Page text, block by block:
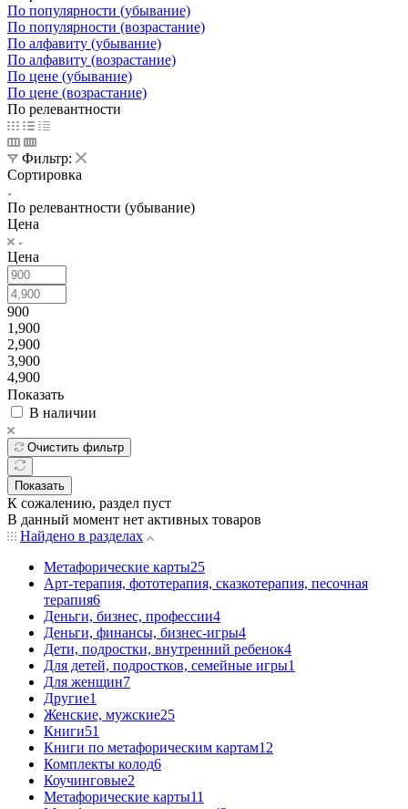
По популярности (убывание)
По популярности (возрастание)
По алфавиту (убывание)
По алфавиту (возрастание)
По цене (убывание)
По цене (возрастание)
По релевантности
Фильтр:
Сортировка
По релевантности (убывание)
Цена
Цена
900
1,900
2,900
3,900
4,900
Показать
В наличии
Очистить фильтр
Показать
К сожалению, раздел пуст
В данный момент нет активных товаров
Найдено в разделах
Mетафорические карты25
Арт-терапия, фототерапия, сказкотерапия, песочная
терапия6
Деньги, бизнес, профессии4
Деньги, финансы, бизнес-игры4
Дети, подростки, внутренний ребенок4
Для детей, подростков, семейные игры1
Для женщин7
Другие1
Женские, мужские25
Книги51
Книги по метафорическим картам12
Комплекты колод6
Коучинговые2
Метафорические карты11